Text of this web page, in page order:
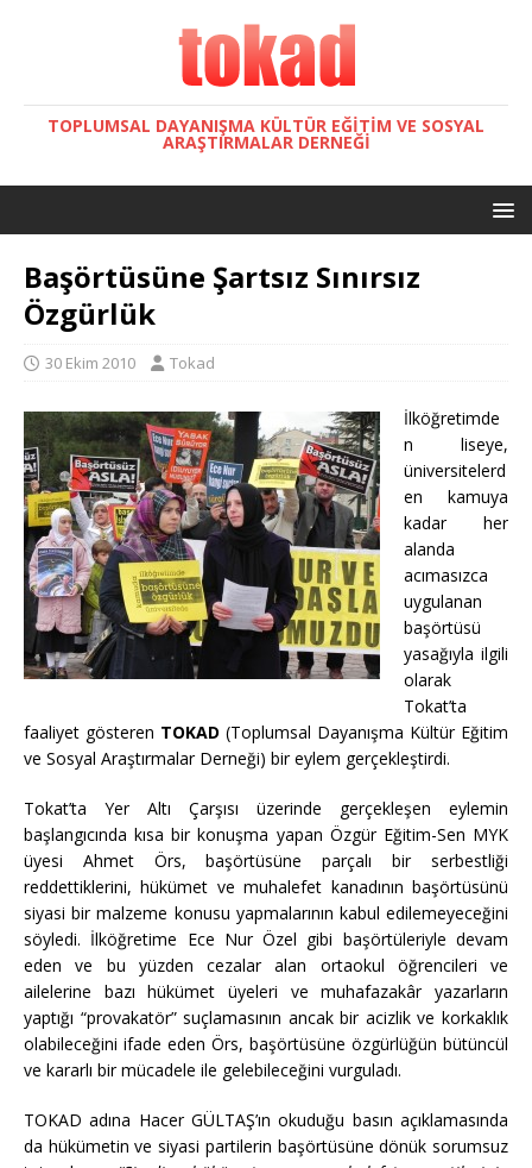
TOPLUMSAL DAYANIŞMA KÜLTÜR EĞITIM VE SOSYAL
ARAŞTIRMALAR DERNEĞI
Başörtüsüne Şartsız Sınırsız
Özgürlük
30 Ekim 2010 Tokad
İlköğretimde
n liseye,
üniversitelerd
en kamuya
kadar her
alanda
acımasızca
uygulanan
başörtüsü
yasağıyla ilgili
olarak
Tokat’ta
faaliyet gösteren TOKAD (Toplumsal Dayanışma Kültür Eğitim
ve Sosyal Araştırmalar Derneği) bir eylem gerçekleştirdi.
Tokat’ta Yer Altı Çarşısı üzerinde gerçekleşen eylemin
başlangıcında kısa bir konuşma yapan Özgür Eğitim-Sen MYK
üyesi Ahmet Örs, başörtüsüne parçalı bir serbestliği
reddettiklerini, hükümet ve muhalefet kanadının başörtüsünü
siyasi bir malzeme konusu yapmalarının kabul edilemeyeceğini
söyledi. İlköğretime Ece Nur Özel gibi başörtüleriyle devam
eden ve bu yüzden cezalar alan ortaokul öğrencileri ve
ailelerine bazı hükümet üyeleri ve muhafazakâr yazarların
yaptığı “provakatör” suçlamasının ancak bir acizlik ve korkaklık
olabileceğini ifade eden Örs, başörtüsüne özgürlüğün bütüncül
ve kararlı bir mücadele ile gelebileceğini vurguladı.
TOKAD adına Hacer GÜLTAŞ’ın okuduğu basın açıklamasında
da hükümetin ve siyasi partilerin başörtüsüne dönük sorumsuz